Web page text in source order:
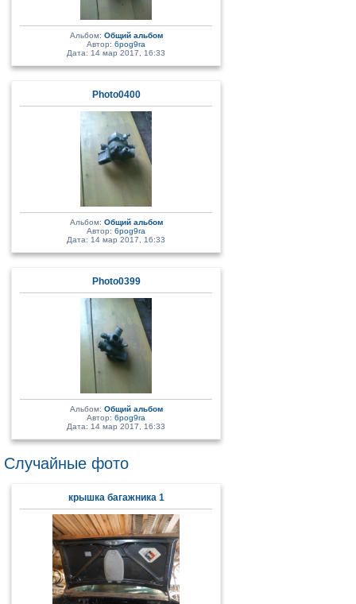
Альбом: Общий альбом
Автор: 6pog9ra
Дата: 14 мар 2017, 16:33
Photo0400
Альбом: Общий альбом
Автор: 6pog9ra
Дата: 14 мар 2017, 16:33
Photo0399
Альбом: Общий альбом
Автор: 6pog9ra
Дата: 14 мар 2017, 16:33
Случайные фото
крышка багажника 1